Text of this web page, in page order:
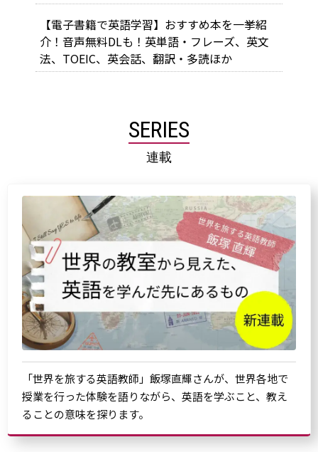
【電子書籍で英語学習】おすすめ本を一挙紹
介！音声無料DLも！英単語・フレーズ、英文
法、TOEIC、英会話、翻訳・多読ほか
SERIES
連載
「世界を旅する英語教師」飯塚直輝さんが、世界各地で
授業を行った体験を語りながら、英語を学ぶこと、教え
ることの意味を探ります。